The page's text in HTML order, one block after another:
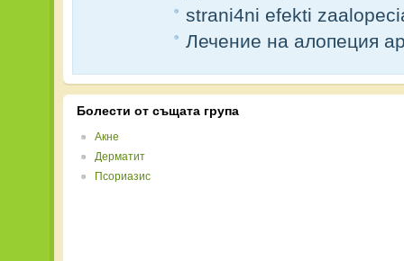
strani4ni efekti
Лечение на алопеция
Болести от същата група
Акне
Дерматит
Псориазис